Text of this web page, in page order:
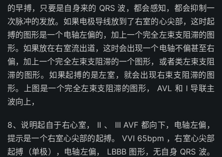
的早搏，只要是自身来的 QRS 波，都会感知，都会抑制一
次脉冲的发放。如果电极导线放到了右室的心尖部，这时起
搏的图形是一个电轴左偏的，加上一个完全左束支阻滞的图
形。如果放在右室流出道，这时会出现一个电轴不偏甚至右
偏，加上一个完全左束支阻滞的一个图形，或者类左束支阻
滞的图形。如果起搏的是左室，就会出现右束支阻滞的图
形。上图是一个完全左束支阻滞的图形， AVL 和 I 导联主
波向上，
8、说明起自于右心室， II 、 III AVF 都向下，电轴左偏，
提示是一个右室心尖部的起搏。 VVI 65bpm ，右室心尖部
起搏（单极），电轴左偏， LBBB 图形，无自身 QRS 波。